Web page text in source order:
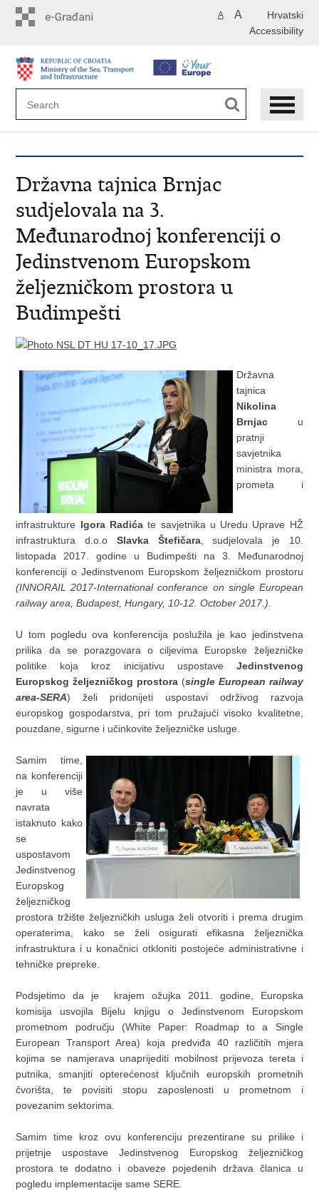
Hrvatski
A A
Accessibility
Državna tajnica Brnjac
sudjelovala na 3.
Međunarodnoj konferenciji o
Jedinstvenom Europskom
željezničkom prostora u
Budimpešti
Državna
tajnica
Nikolina
Brnjac u
pratnji
savjetnika
ministra mora,
prometa i
infrastrukture Igora Radićate savjetnika u Uredu Uprave HŽ
infrastruktura d.o.o Slavka Štefičara, sudjelovala je 10.
listopada 2017. godine u Budimpešti na 3. Međunarodnoj
konferenciji o Jedinstvenom Europskom željezničkom prostoru
(INNORAIL 2017-International conferance on single European
railway area, Budapest, Hungary, 10-12. October 2017.).
U tom pogledu ova konferencija poslužila je kao jedinstvena
prilika da se porazgovara o ciljevima Europske željezničke
politike koja kroz inicijativu uspostave Jedinstvenog
Europskog željezničkog prostora (single European railway
area-SERA) želi pridonijeti uspostavi održivog razvoja
europskog gospodarstva, pri tom pružajući visoko kvalitetne,
pouzdane, sigurne i učinkovite željezničke usluge.
Samim time,
na konferenciji
je u više
navrata
istaknuto kako
se
uspostavom
Jedinstvenog
Europskog
željezničkog
prostora tržište željezničkih usluga želi otvoriti i prema drugim
operaterima, kako se želi osigurati efikasna željeznička
infrastruktura i u konačnici otkloniti postojeće administrativne i
tehničke prepreke.
Podsjetimo da je krajem ožujka 2011. godine, Europska
komisija usvojila Bijelu knjigu o Jedinstvenom Europskom
prometnom području (White Paper: Roadmap to a Single
European Transport Area) koja predviđa 40 različitih mjera
kojima se namjerava unaprijediti mobilnost prijevoza tereta i
putnika, smanjiti opterećenost ključnih europskih prometnih
čvorišta, te povisiti stopu zaposlenosti u prometnom i
povezanim sektorima.
Samim time kroz ovu konferenciju prezentirane su prilike i
prijetnje uspostave Jedinstvenog Europskog željezničkog
prostora te dodatno i obaveze pojedenih država članica u
pogledu implementacije same SERE.